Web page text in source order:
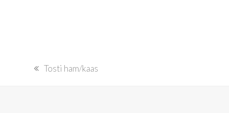
previous
Tosti ham/kaas